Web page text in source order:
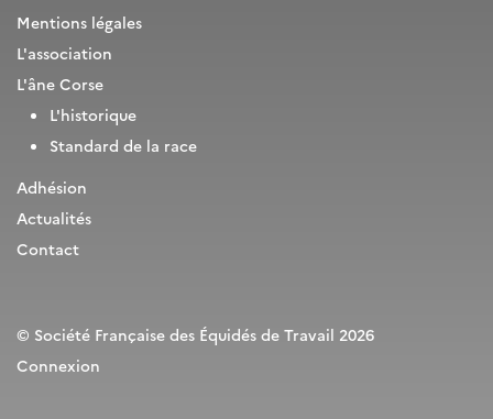
Mentions légales
L'association
L'âne Corse
L'historique
Standard de la race
Adhésion
Actualités
Contact
© Société Française des Équidés de Travail 2026
Connexion